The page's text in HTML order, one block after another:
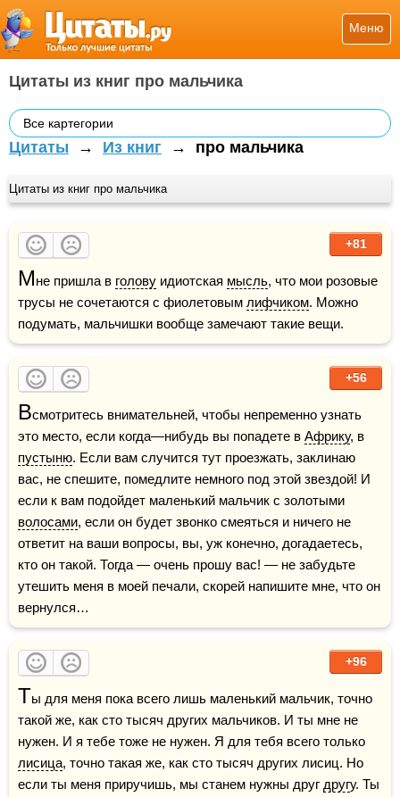
Меню
Цитаты из книг про мальчика
Все картегории
Цитаты → Из книг → про мальчика
Цитаты из книг про мальчика
+81
Мне пришла в голову идиотская мысль, что мои розовые
трусы не сочетаются с фиолетовым лифчиком. Можно
подумать, мальчишки вообще замечают такие вещи.
+56
Всмотритесь внимательней, чтобы непременно узнать
это место, если когда—нибудь вы попадете в Африку
пустыню. Если вам случится тут проезжать, заклинаю
вас, не спешите, помедлите немного под этой звездой! И
волосами, если он будет звонко смеяться и ничего не
ответит на ваши вопросы, вы, уж конечно, догадаетесь,
кто он такой. Тогда — очень прошу вас! — не забудьте
утешить меня в моей печали, скорей напишите мне, что он
вернулся…
+96
Ты для меня пока всего лишь маленький мальчик, точно
такой же, как сто тысяч других мальчиков. И ты мне не
лисица, точно такая же, как сто тысяч других лисиц. Но
если ты меня приручишь, мы станем нужны друг другу. Ты